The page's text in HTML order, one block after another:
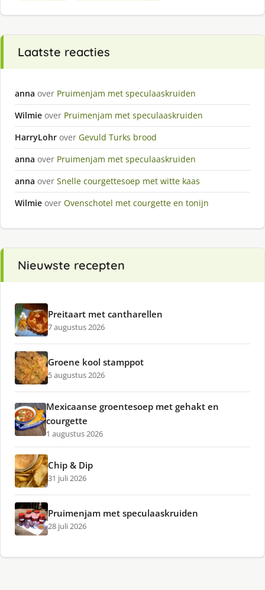
Laatste reacties
anna over Pruimenjam met speculaaskruiden
Wilmie over Pruimenjam met speculaaskruiden
HarryLohr over Gevuld Turks brood
anna over Pruimenjam met speculaaskruiden
anna over Snelle courgettesoep met witte kaas
Wilmie over Ovenschotel met courgette en tonijn
Nieuwste recepten
Preitaart met cantharellen
7 augustus 2026
Groene kool stamppot
5 augustus 2026
Mexicaanse groentesoep met gehakt en
courgette
1 augustus 2026
Chip & Dip
31 juli 2026
Pruimenjam met speculaaskruiden
28 juli 2026